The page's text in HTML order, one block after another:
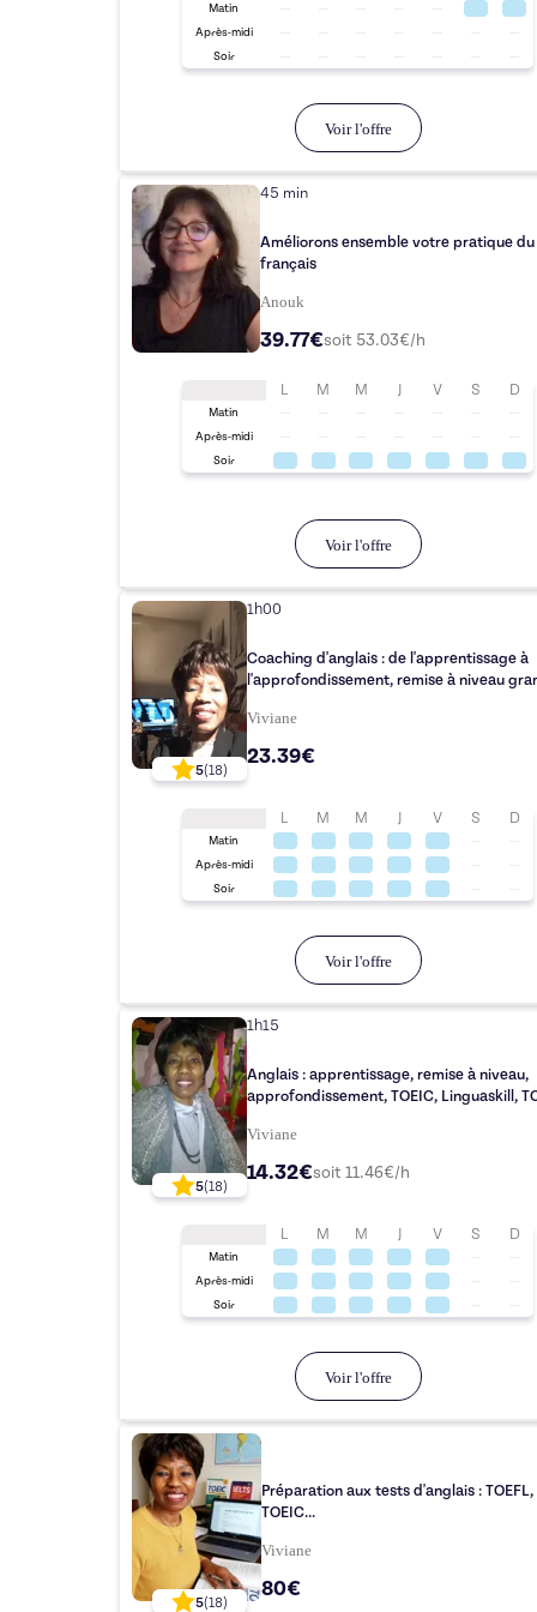
Matin
Après-midi
Soir
Voir l'offre
45 min
Améliorons ensemble votre pratique du
français
Anouk
39.77€soit 53.03€/h
L M M J V S D
Matin
Après-midi
Soir
Voir l'offre
5(18)
1h00
Coaching d'anglais : de l'apprentissage à
l'approfondissement, remise à niveau
Viviane
23.39€
L M M J V S D
Matin
Après-midi
Soir
Voir l'offre
5(18)
1h15
Anglais : apprentissage, remise à niveau,
approfondissement, TOEIC, Linguaskill,
Viviane
14.32€soit 11.46€/h
L M M J V S D
Matin
Après-midi
Soir
Voir l'offre
5(18)
Préparation aux tests d'anglais : TOEFL,
TOEIC...
Viviane
80€